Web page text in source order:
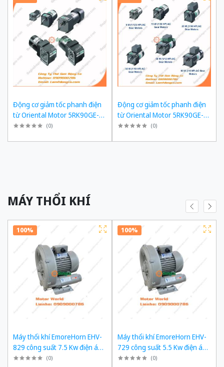
Động cơ giảm tốc phanh điện
từ Oriental Motor 5RK90GE-
SW2ML + 5GE180KF công suất
(0)
Động cơ giảm tốc phanh điện
từ Oriental Motor 5RK90GE-
SW2ML + 5GE150KF công suất
(0)
MÁY THỔI KHÍ
100%
Máy thổi khí EmoreHorn EHV-
829 công suất 7.5 Kw điện áp
3pha 380VAC, 50Hz
(0)
100%
Máy thổi khí EmoreHorn EHV-
729 công suất 5.5 Kw điện áp
3pha 380VAC, 50Hz
(0)